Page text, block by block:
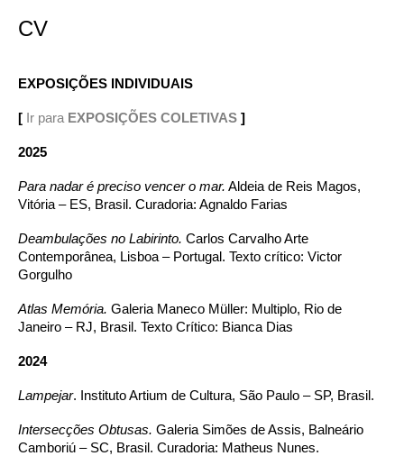
CV
EXPOSIÇÕES INDIVIDUAIS
[ Ir para EXPOSIÇÕES COLETIVAS ]
2025
Para nadar é preciso vencer o mar. Aldeia de Reis Magos,
Vitória – ES, Brasil. Curadoria: Agnaldo Farias
Deambulações no Labirinto. Carlos Carvalho Arte
Contemporânea, Lisboa – Portugal. Texto crítico: Victor
Gorgulho
Atlas Memória. Galeria Maneco Müller: Multiplo, Rio de
Janeiro – RJ, Brasil. Texto Crítico: Bianca Dias
2024
Lampejar. Instituto Artium de Cultura, São Paulo – SP, Brasil.
Intersecções Obtusas. Galeria Simões de Assis, Balneário
Camboriú – SC, Brasil. Curadoria: Matheus Nunes.